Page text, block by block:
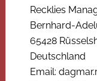
Recklies
Bernhard-
65428
Deutschland
Email: